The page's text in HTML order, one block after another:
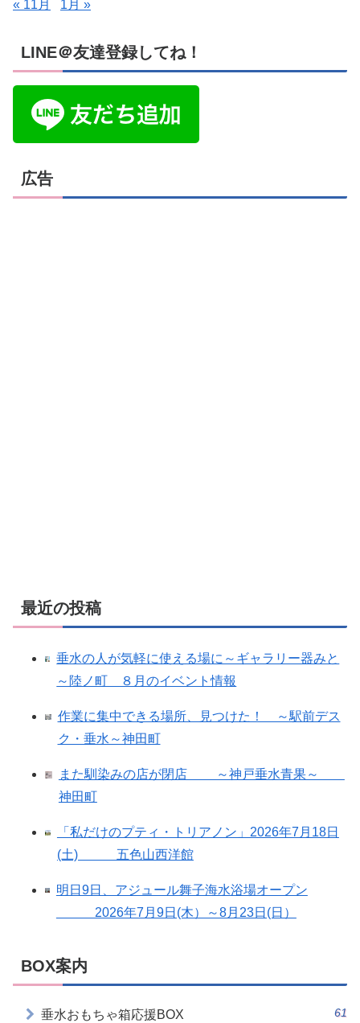
« 11月 1月 »
LINE＠友達登録してね！
広告
最近の投稿
垂水の人が気軽に使える場に～ギャラリー器みと
～陸ノ町 ８月のイベント情報
作業に集中できる場所、見つけた！ ～駅前デス
ク・垂水～神田町
また馴染みの店が閉店 ～神戸垂水青果～
神田町
「私だけのプティ・トリアノン」2026年7月18日
(土) 五色山西洋館
明日9日、アジュール舞子海水浴場オープン
2026年7月9日(木）～8月23日(日）
BOX案内
垂水おもちゃ箱応援BOX 61